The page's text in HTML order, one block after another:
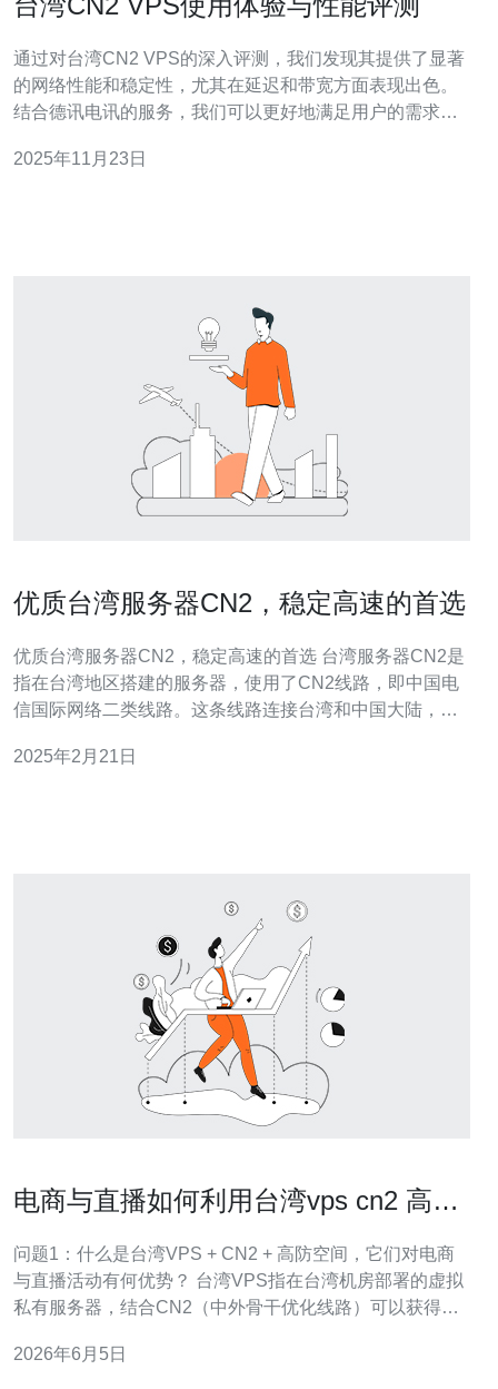
通过对台湾CN2 VPS的深入评测，我们发现其提供了显著
的网络性能和稳定性，尤其在延迟和带宽方面表现出色。
结合德讯电讯的服务，我们可以更好地满足用户的需求，
络优势 台湾CN2 VPS的最大优势在于其优质的网络连接。
2025年11月23日
优质台湾服务器CN2，稳定高速的首选
优质台湾服务器CN2，稳定高速的首选 台湾服务器CN2是
指在台湾地区搭建的服务器，使用了CN2线路，即中国电
信国际网络二类线路。这条线路连接台湾和中国大陆，具
高品质的硬件设备，提供稳定可靠的服务，确保网站的持
2025年2月21日
电商与直播如何利用台湾vps cn2 高防
问题1：什么是台湾VPS + CN2 + 高防空间，它们对电商
与直播活动有何优势？ 台湾VPS指在台湾机房部署的虚拟
私有服务器，结合CN2（中外骨干优化线路）可以获得更
在VPS或独立服务器上叠加DDoS防护、WAF和流量清洗
2026年6月5日